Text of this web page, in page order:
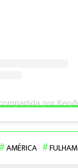
AMÉRICA FULHAM